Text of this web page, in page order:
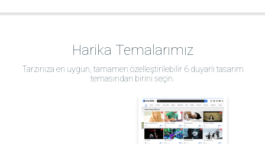
Harika Temalarımız
Tarzınıza en uygun, tamamen özelleştirilebilir 6 duyarlı tasarım
temasından birini seçin.